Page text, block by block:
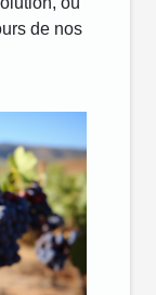
de nos